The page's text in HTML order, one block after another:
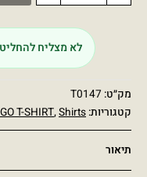
לא מצליח
מק״ט: T0147
קטגוריות:
T-SHIRT,Shirts
תיאור